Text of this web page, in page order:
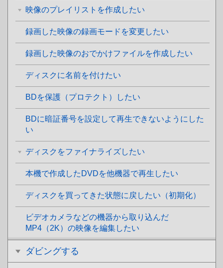
映像のプレイリストを作成したい
録画した映像の録画モードを変更したい
録画した映像のおでかけファイルを作成したい
ディスクに名前を付けたい
BDを保護（プロテクト）したい
BDに暗証番号を設定して再生できないようにした
い
ディスクをファイナライズしたい
本機で作成したDVDを他機器で再生したい
ディスクを買ってきた状態に戻したい（初期化）
ビデオカメラなどの機器から取り込んだ
MP4（2K）の映像を編集したい
ダビングする